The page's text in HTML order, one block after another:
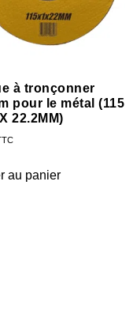
à tronçonner
pour le métal (115
22.2MM)
au panier